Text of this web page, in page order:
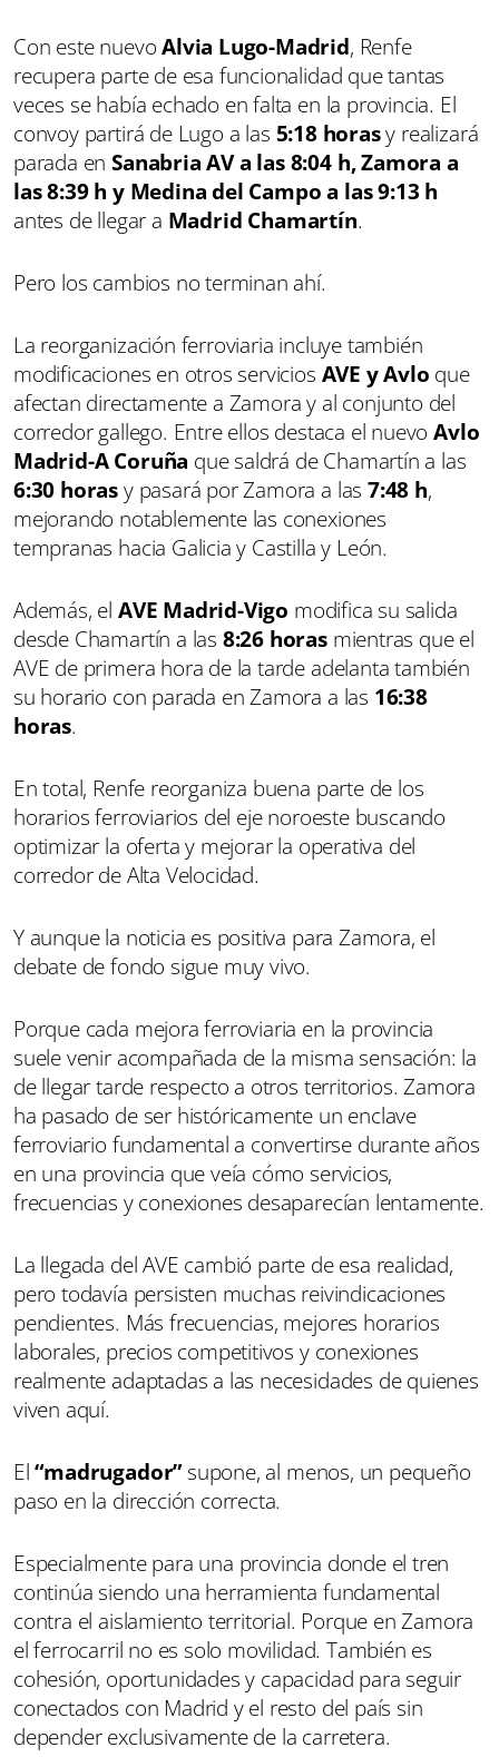
Con este nuevoAlvia Lugo-Madrid, Renfe
recupera parte de esa funcionalidad que tantas
veces se había echado en falta en la provincia. El
convoy partirá de Lugo a las 5:18 horasy realizará
parada enSanabria AV a las 8:04 h, Zamora a
las 8:39 h y Medina del Campo a las 9:13 h
antes de llegar a Madrid Chamartín.
Pero los cambios no terminan ahí.
La reorganización ferroviaria incluye también
modificaciones en otros servicios AVE y Avlo que
afectan directamente a Zamora y al conjunto del
corredor gallego. Entre ellos destaca el nuevoAvlo
Madrid-A Coruña que saldrá de Chamartín a las
6:30 horasy pasará por Zamora a las 7:48 h,
mejorando notablemente las conexiones
tempranas hacia Galicia y Castilla y León.
Además, el AVE Madrid-Vigo modifica su salida
desde Chamartín a las 8:26 horasmientras que el
AVE de primera hora de la tarde adelanta también
su horario con parada en Zamora a las 16:38
horas.
En total, Renfe reorganiza buena parte de los
horarios ferroviarios del eje noroeste buscando
optimizar la oferta y mejorar la operativa del
corredor de Alta Velocidad.
Y aunque la noticia es positiva para Zamora, el
debate de fondo sigue muy vivo.
Porque cada mejora ferroviaria en la provincia
suele venir acompañada de la misma sensación: la
de llegar tarde respecto a otros territorios. Zamora
ha pasado de ser históricamente un enclave
ferroviario fundamental a convertirse durante años
en una provincia que veía cómo servicios,
frecuencias y conexiones desaparecían lentamente.
La llegada del AVE cambió parte de esa realidad,
pero todavía persisten muchas reivindicaciones
pendientes. Más frecuencias, mejores horarios
laborales, precios competitivos y conexiones
realmente adaptadas a las necesidades de quienes
viven aquí.
El“madrugador”supone, al menos, un pequeño
paso en la dirección correcta.
Especialmente para una provincia donde el tren
continúa siendo una herramienta fundamental
contra el aislamiento territorial. Porque en Zamora
el ferrocarril no es solo movilidad. También es
cohesión, oportunidades y capacidad para seguir
conectados con Madrid y el resto del país sin
depender exclusivamente de la carretera.